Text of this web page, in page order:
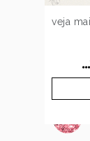
veja